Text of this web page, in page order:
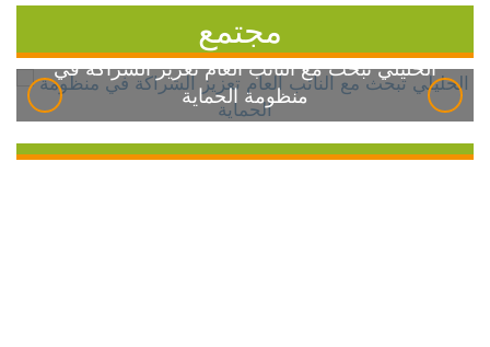
مجتمع
الخليلي تبحث مع النائب العام تعزيز الشراكة في
منظومة الحماية